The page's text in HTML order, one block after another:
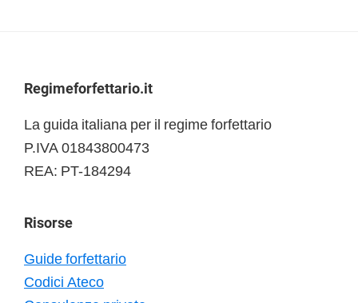
Footer
Regimeforfettario.it
La guida italiana per il regime forfettario
P.IVA 01843800473
REA: PT-184294
Risorse
Guide forfettario
Codici Ateco